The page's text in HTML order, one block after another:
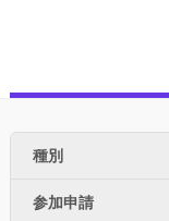
種別
参加申請